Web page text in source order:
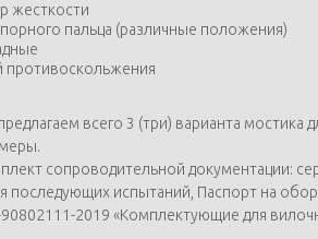
жесткости
пальца (различные положения)
противоскольжения
всего 3 (три) варианта
сопроводительной документации:
последующих испытаний, Паспорт на
2019 «Комплектующие для